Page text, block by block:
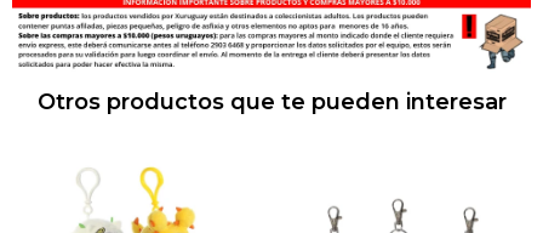
Otros productos que te pueden interesar